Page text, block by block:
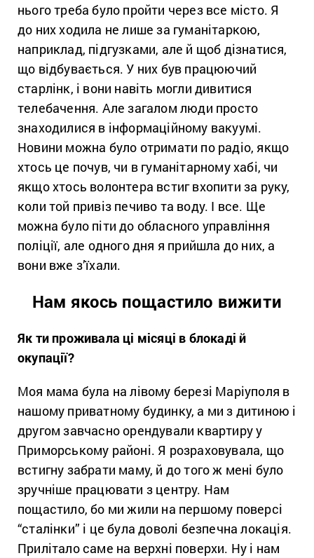
нього треба було пройти через все місто. Я
до них ходила не лише за гуманітаркою,
наприклад, підгузками, але й щоб дізнатися,
що відбувається. У них був працюючий
старлінк, і вони навіть могли дивитися
телебачення. Але загалом люди просто
знаходилися в інформаційному вакуумі.
Новини можна було отримати по радіо, якщо
хтось це почув, чи в гуманітарному хабі, чи
якщо хтось волонтера встиг вхопити за руку,
коли той привіз печиво та воду. І все. Ще
можна було піти до обласного управління
поліції, але одного дня я прийшла до них, а
вони вже з’їхали.
Нам якось пощастило вижити
Як ти проживала ці місяці в блокаді й
окупації?
Моя мама була на лівому березі Маріуполя в
нашому приватному будинку, а ми з дитиною і
другом завчасно орендували квартиру у
Приморському районі. Я розраховувала, що
встигну забрати маму, й до того ж мені було
зручніше працювати з центру. Нам
пощастило, бо ми жили на першому поверсі
“сталінки” і це була доволі безпечна локація.
Прилітало саме на верхні поверхи. Ну і нам